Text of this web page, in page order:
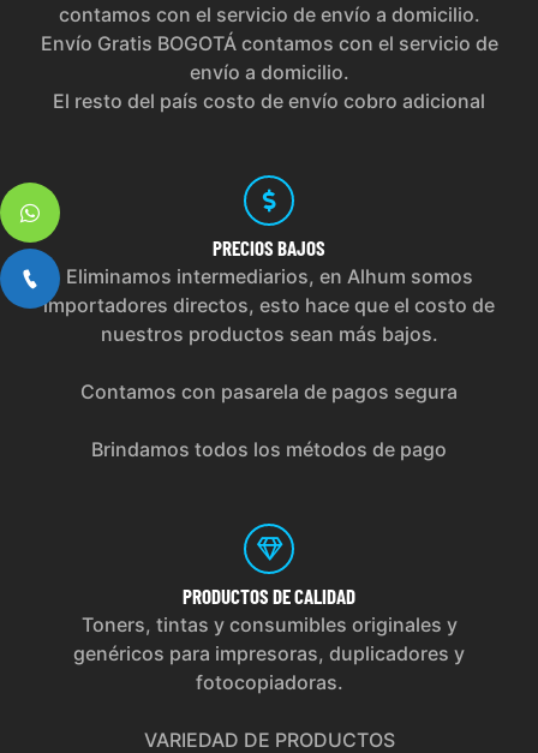
contamos con el servicio de envío a domicilio.
Envío Gratis BOGOTÁ contamos con el servicio de
envío a domicilio.
El resto del país costo de envío cobro adicional
PRECIOS BAJOS
Eliminamos intermediarios, en Alhum somos
importadores directos, esto hace que el costo de
nuestros productos sean más bajos.
Contamos con pasarela de pagos segura
Brindamos todos los métodos de pago
PRODUCTOS DE CALIDAD
Toners, tintas y consumibles originales y
genéricos para impresoras, duplicadores y
fotocopiadoras.
VARIEDAD DE PRODUCTOS